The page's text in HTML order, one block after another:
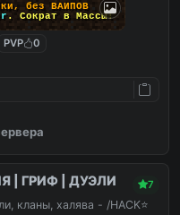
без ВАЙПОВ
. Сократ в Массы!
PVP
0
| ГРИФ | ДУЭЛИ 7
кланы, халява - /HACK⭐